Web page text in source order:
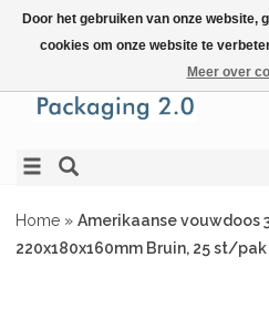
Home » Amerikaanse vouwdoos
220x180x160mm Bruin, 25 st/pak
Door het gebruiken van onze website,
cookies om onze website te
Meer over